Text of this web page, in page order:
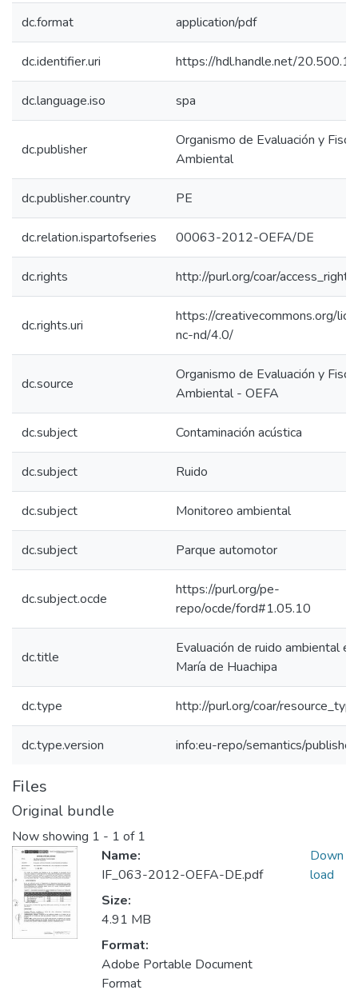
dc.format application/pdf
dc.identifier.uri https://hdl.handle.net/
dc.language.iso spa
dc.publisher
Organismo de Evaluación y
Ambiental
dc.publisher.country PE
dc.relation.ispartofseries 00063-2012-OEFA/DE
dc.rights http://purl.org/coar/access_right/
dc.rights.uri
https://creativecommons.org/
nc-nd/4.0/
dc.source
Organismo de Evaluación y
Ambiental - OEFA
dc.subject Contaminación acústica
dc.subject Ruido
dc.subject Monitoreo ambiental
dc.subject Parque automotor
dc.subject.ocde
https://purl.org/pe-
repo/ocde/ford#1.05.10
dc.title
Evaluación de ruido ambiental
María de Huachipa
dc.type http://purl.org/coar/
dc.type.version info:eu-repo/semantics/
Files
Original bundle
Now showing 1 - 1 of 1
Name:
IF_063-2012-OEFA-DE.pdf
Size:
4.91 MB
Format:
Adobe Portable Document
Format
Down
load